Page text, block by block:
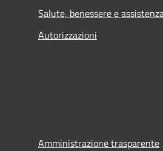
Salute, benessere e
Autorizzazioni
Amministrazione trasparente